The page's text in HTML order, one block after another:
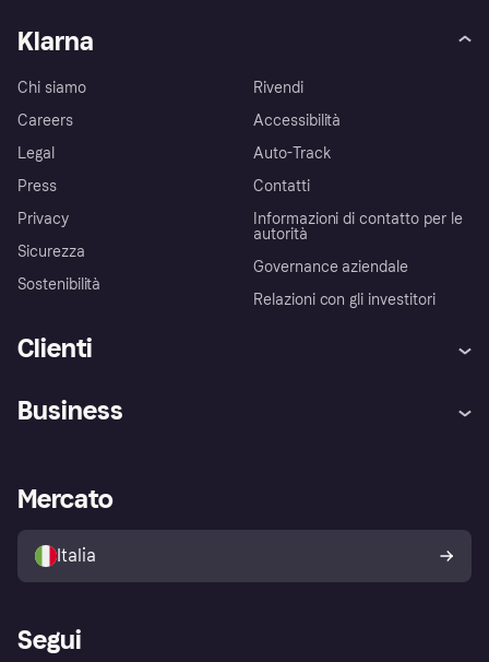
Klarna
Chi siamo
Careers
Legal
Press
Privacy
Sicurezza
Sostenibilità
Rivendi
Accessibilità
Auto-Track
Contatti
Informazioni di contatto per le
autorità
Governance aziendale
Relazioni con gli investitori
Clienti
Assistenza
Esplora i negozi
Politica di protezione
dell'acquirente Klarna
Business
Accesso aziende
Mercato
Italia
Segui